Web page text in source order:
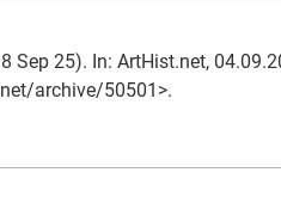
Sep 25). In: ArtHist.net,
archive/50501>.